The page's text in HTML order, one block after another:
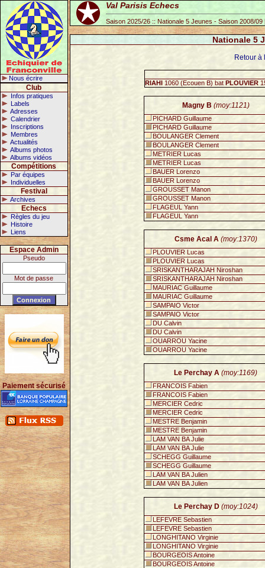
Nous écrire
Club
Infos pratiques
Labels
Adresses
Calendrier
Inscriptions
Membres
Actualités
Albums photos
Albums vidéos
Compétitions
Par équipes
Individuelles
Festival
Archives
Echecs
Règles du jeu
Histoire
Liens
Espace Admin
Pseudo
Mot de passe
Paiement sécurisé
Val Parisis Echecs
Saison 2025/26 :: Nationale 5 Jeunes - Saison 2008/09
Nationale 5
Retour à
RIAHI 1060 (Ecouen B) bat PLOUVIER
Magny B (moy:1121)
PICHARD Guillaume
PICHARD Guillaume
BOULANGER Clement
BOULANGER Clement
METRIER Lucas
METRIER Lucas
BAUER Lorenzo
BAUER Lorenzo
GROUSSET Manon
GROUSSET Manon
FLAGEUL Yann
FLAGEUL Yann
Csme Acal A (moy:1370)
PLOUVIER Lucas
PLOUVIER Lucas
SRISKANTHARAJAH Niroshan
SRISKANTHARAJAH Niroshan
MAURIAC Guillaume
MAURIAC Guillaume
SAMPAIO Victor
SAMPAIO Victor
DU Calvin
DU Calvin
OUARROU Yacine
OUARROU Yacine
Le Perchay A (moy:1169)
FRANCOIS Fabien
FRANCOIS Fabien
MERCIER Cedric
MERCIER Cedric
MESTRE Benjamin
MESTRE Benjamin
LAM VAN BA Julie
LAM VAN BA Julie
SCHEGG Guillaume
SCHEGG Guillaume
LAM VAN BA Julien
LAM VAN BA Julien
Le Perchay D (moy:1024)
LEFEVRE Sebastien
LEFEVRE Sebastien
LONGHITANO Virginie
LONGHITANO Virginie
BOURGEOIS Antoine
BOURGEOIS Antoine